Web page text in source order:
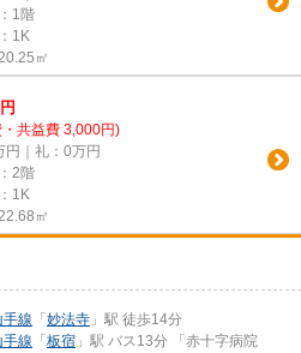
1階
1K
㎡
円
共益費 3,000円)
円｜礼：0万円
2階
1K
㎡
線 「 妙法寺 」駅 徒歩14分
線 「 板宿 」駅 バス13分 「赤十字病院